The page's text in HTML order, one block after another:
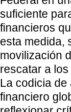
suficiente
financieros
esta medida,
movilización
rescatar a
La codicia de
financiero